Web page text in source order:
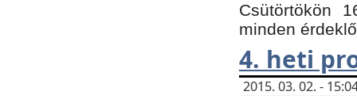
Csütörtökön
minden
4. heti
2015. 03. 02. -